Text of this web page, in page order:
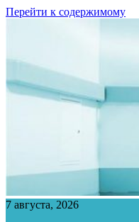
Перейти к содержимому
7 августа, 2026